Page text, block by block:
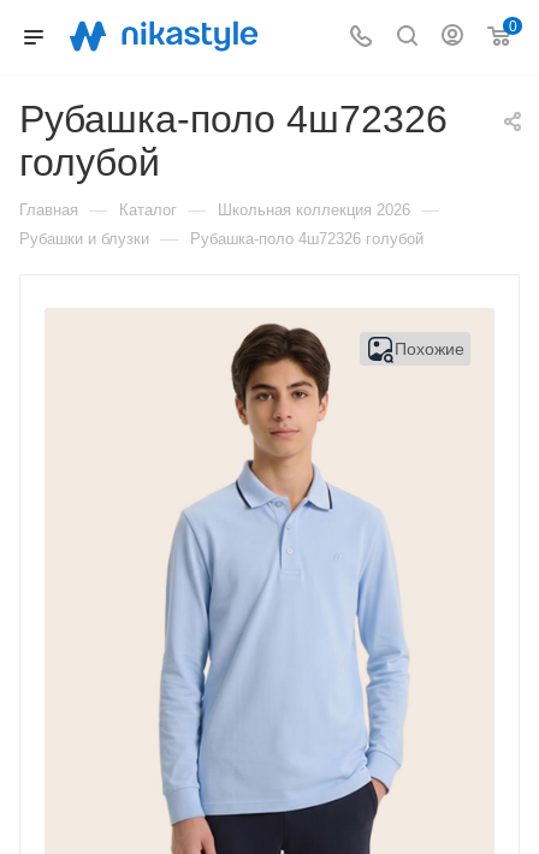
0
Рубашка-поло 4ш72326
голубой
Главная — Каталог — Школьная коллекция 2026 —
Рубашки и блузки — Рубашка-поло 4ш72326 голубой
Похожие